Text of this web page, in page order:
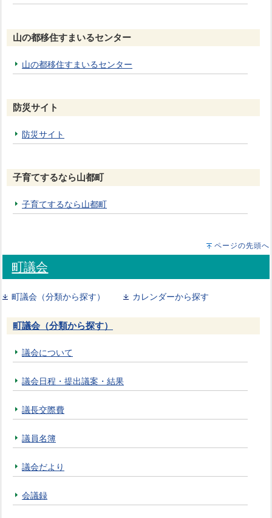
山の都移住すまいるセンター
山の都移住すまいるセンター
防災サイト
防災サイト
子育てするなら山都町
子育てするなら山都町
ページの先頭へ
町議会
町議会（分類から探す） カレンダーから探す
町議会（分類から探す）
議会について
議会日程・提出議案・結果
議長交際費
議員名簿
議会だより
会議録